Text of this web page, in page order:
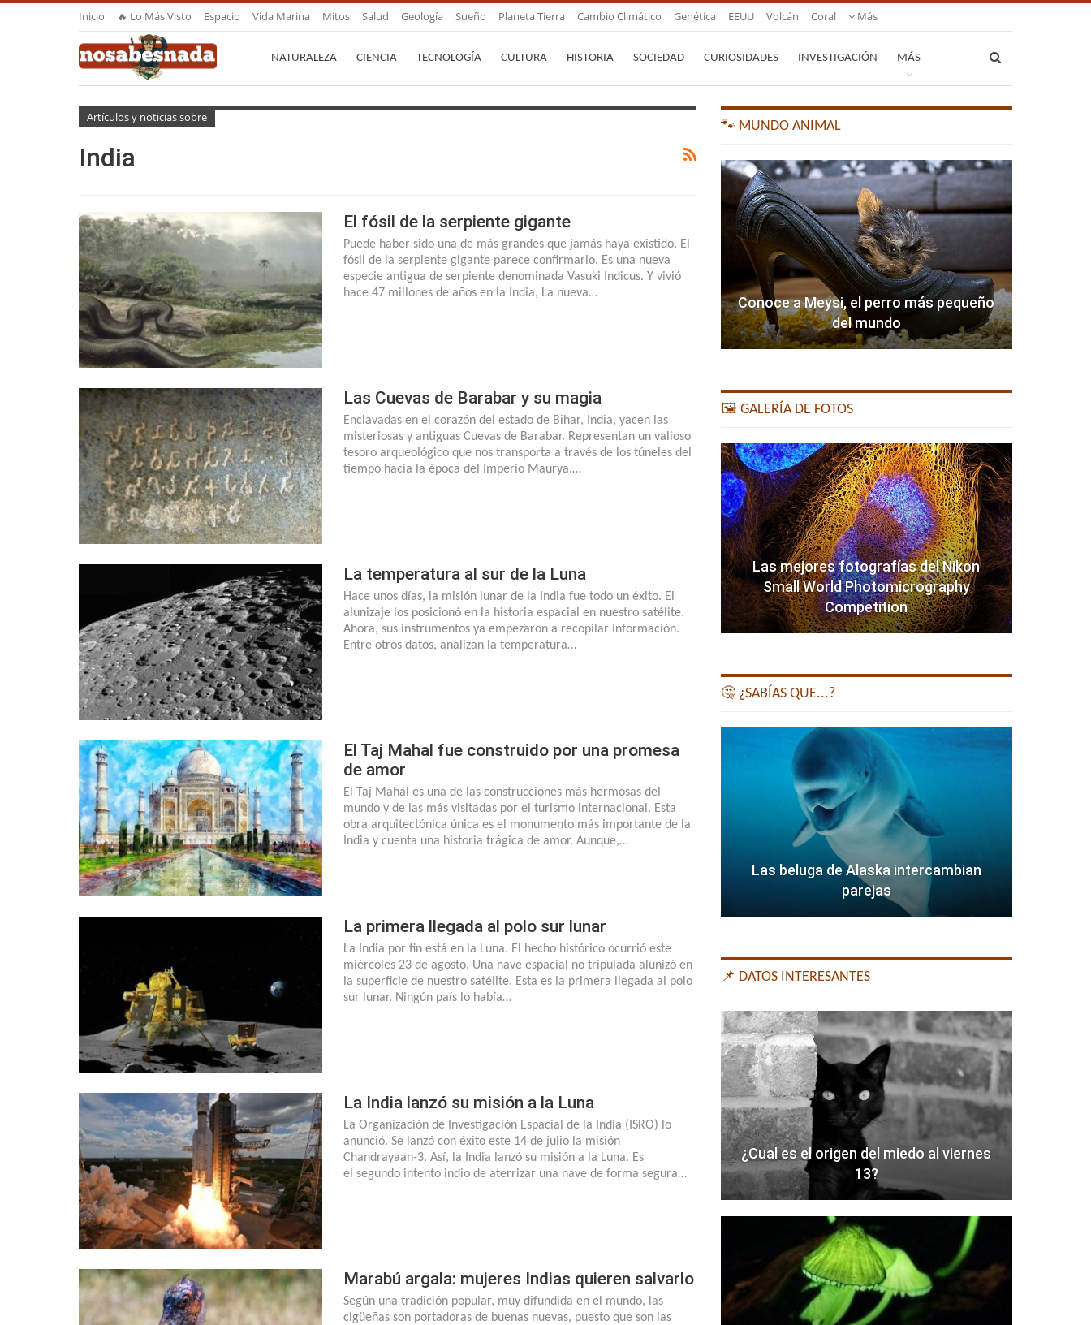
Inicio 🔥 Lo Más Visto Espacio Vida Marina Mitos Salud Geología Sueño Planeta Tierra Cambio Climático Genética EEUU Volcán Coral Más
NATURALEZA CIENCIA TECNOLOGÍA CULTURA HISTORIA SOCIEDAD CURIOSIDADES INVESTIGACIÓN MÁS
Artículos y noticias sobre
India
El fósil de la serpiente gigante
Puede haber sido una de más grandes que jamás haya existido. El
fósil de la serpiente gigante parece confirmarlo. Es una nueva
especie antigua de serpiente denominada Vasuki Indicus. Y vivió
hace 47 millones de años en la India, La nueva…
Las Cuevas de Barabar y su magia
Enclavadas en el corazón del estado de Bihar, India, yacen las
misteriosas y antiguas Cuevas de Barabar. Representan un valioso
tesoro arqueológico que nos transporta a través de los túneles del
tiempo hacia la época del Imperio Maurya.…
La temperatura al sur de la Luna
Hace unos días, la misión lunar de la India fue todo un éxito. El
alunizaje los posicionó en la historia espacial en nuestro satélite.
Ahora, sus instrumentos ya empezaron a recopilar información.
Entre otros datos, analizan la temperatura…
El Taj Mahal fue construido por una promesa
de amor
El Taj Mahal es una de las construcciones más hermosas del
mundo y de las más visitadas por el turismo internacional. Esta
obra arquitectónica única es el monumento más importante de la
India y cuenta una historia trágica de amor. Aunque,…
La primera llegada al polo sur lunar
La India por fin está en la Luna. El hecho histórico ocurrió este
miércoles 23 de agosto. Una nave espacial no tripulada alunizó en
la superficie de nuestro satélite. Esta es la primera llegada al polo
sur lunar. Ningún país lo había…
La India lanzó su misión a la Luna
La Organización de Investigación Espacial de la India (ISRO) lo
anunció. Se lanzó con éxito este 14 de julio la misión
Chandrayaan-3. Así, la India lanzó su misión a la Luna. Es
el segundo intento indio de aterrizar una nave de forma segura…
Marabú argala: mujeres Indias quieren salvarlo
Según una tradición popular, muy difundida en el mundo, las
cigüeñas son portadoras de buenas nuevas, puesto que son las
🐾 MUNDO ANIMAL
Conoce a Meysi, el perro más pequeño
del mundo
🖼️ GALERÍA DE FOTOS
Las mejores fotografías del Nikon
Small World Photomicrography
Competition
🤔 ¿SABÍAS QUE...?
Las beluga de Alaska intercambian
parejas
📌 DATOS INTERESANTES
¿Cual es el origen del miedo al viernes
13?